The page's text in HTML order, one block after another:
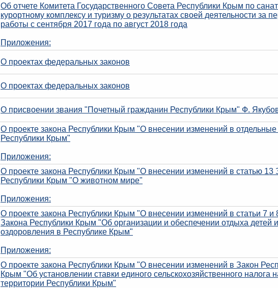
Об отчете Комитета Государственного Совета Республики Крым по
курортному комплексу и туризму о результатах своей деятельности за
работы с сентября 2017 года по август 2018 года
Приложения:
О проектах федеральных законов
О проектах федеральных законов
О присвоении звания "Почетный гражданин Республики Крым" Ф.
О проекте закона Республики Крым "О внесении изменений в отдельные
Республики Крым"
Приложения:
О проекте закона Республики Крым "О внесении изменений в статью 13
Республики Крым "О животном мире"
Приложения:
О проекте закона Республики Крым "О внесении изменений в статьи 7 и
Закона Республики Крым "Об организации и обеспечении отдыха детей
оздоровления в Республике Крым"
Приложения:
О проекте закона Республики Крым "О внесении изменений в Закон
Крым "Об установлении ставки единого сельскохозяйственного налога
территории Республики Крым"